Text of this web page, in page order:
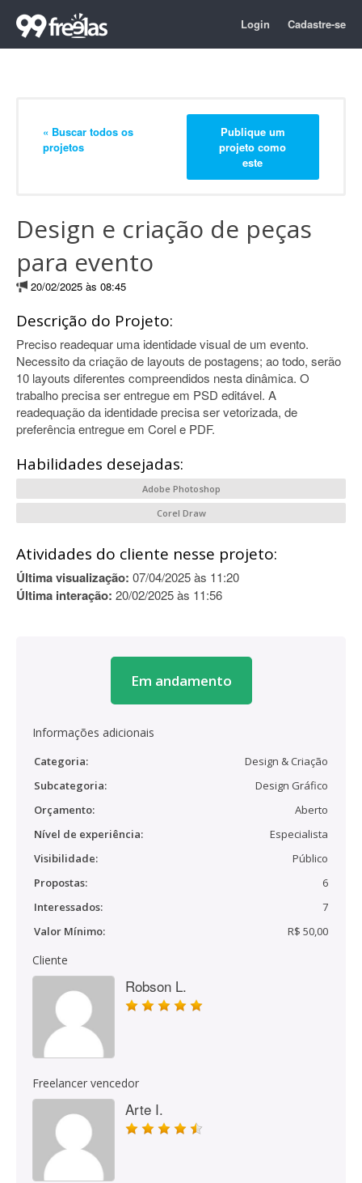
Login Cadastre-se
« Buscar todos os
projetos
Publique um
projeto como
este
Design e criação de peças
para evento
20/02/2025 às 08:45
Descrição do Projeto:
Preciso readequar uma identidade visual de um evento.
Necessito da criação de layouts de postagens; ao todo, serão
10 layouts diferentes compreendidos nesta dinâmica. O
trabalho precisa ser entregue em PSD editável. A
readequação da identidade precisa ser vetorizada, de
preferência entregue em Corel e PDF.
Habilidades desejadas:
Adobe Photoshop
Corel Draw
Atividades do cliente nesse projeto:
Última visualização: 07/04/2025 às 11:20
Última interação: 20/02/2025 às 11:56
Em andamento
Informações adicionais
Categoria:
Design & Criação
Subcategoria:
Design Gráfico
Orçamento:
Aberto
Nível de experiência:
Especialista
Visibilidade:
Público
Propostas:
6
Interessados:
7
Valor Mínimo:
R$ 50,00
Cliente
Robson L.
Freelancer vencedor
Arte I.